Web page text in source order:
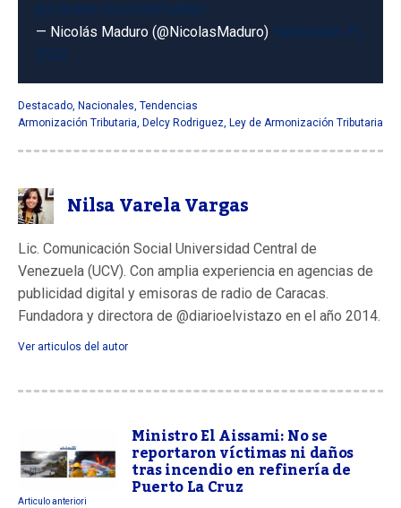
pic.twitter.com/zat3YtzBe0
— Nicolás Maduro (@NicolasMaduro) September 20,
2022
Destacado, Nacionales, Tendencias
Armonización Tributaria, Delcy Rodriguez, Ley de Armonización Tributaria
Nilsa Varela Vargas
Lic. Comunicación Social Universidad Central de
Venezuela (UCV). Con amplia experiencia en agencias de
publicidad digital y emisoras de radio de Caracas.
Fundadora y directora de @diarioelvistazo en el año 2014.
Ver articulos del autor
Ministro El Aissami: No se
reportaron víctimas ni daños
tras incendio en refinería de
Puerto La Cruz
Articulo anteriori